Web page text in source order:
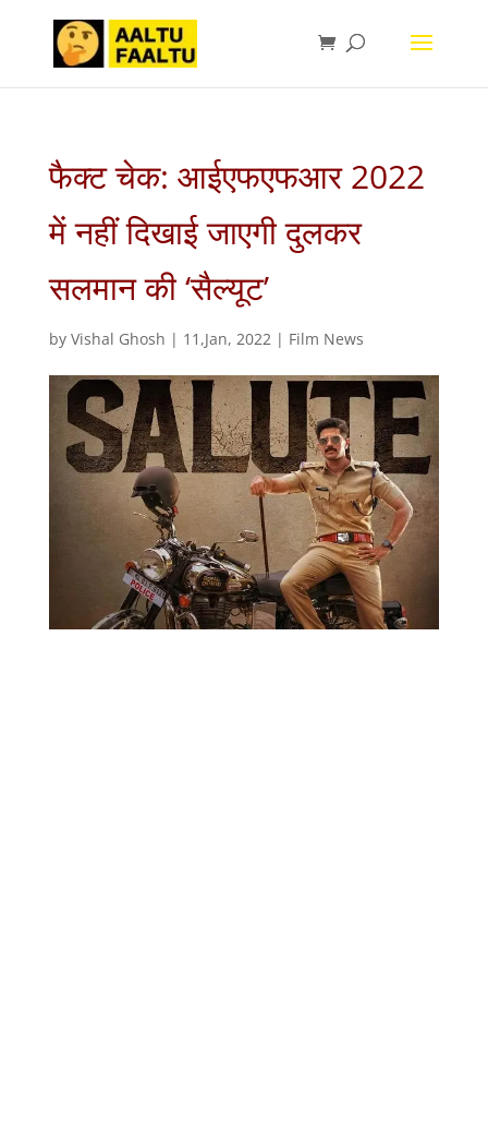
फैक्ट चेक: आईएफएफआर 2022
में नहीं दिखाई जाएगी दुलकर
सलमान की ‘सैल्यूट’
by Vishal Ghosh | 11,Jan, 2022| Film News